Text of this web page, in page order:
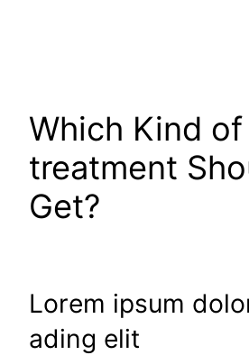
Which Kind
treatment
Get?
Lorem ipsum
ading elit